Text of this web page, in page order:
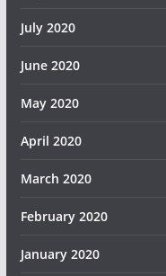
July 2020
June 2020
May 2020
April 2020
March 2020
February 2020
January 2020